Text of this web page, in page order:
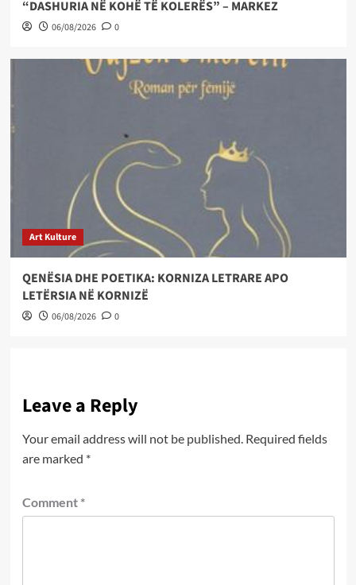
“DASHURIA NË KOHË TË KOLERËS” – MARKEZ
06/08/2026 0
Art Kulture
QENËSIA DHE POETIKA: KORNIZA LETRARE APO
LETËRSIA NË KORNIZË
06/08/2026 0
Leave a Reply
Your email address will not be published. Required fields
are marked *
Comment *